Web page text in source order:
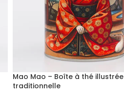
Mao Mao – Boîte à thé illustrée
traditionnelle